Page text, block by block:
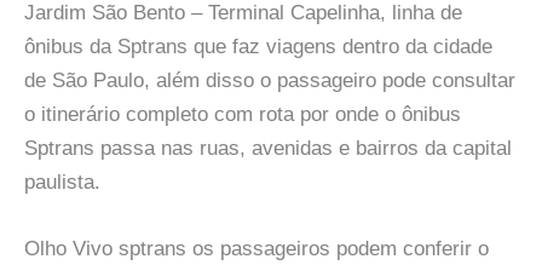
Jardim São Bento – Terminal Capelinha, linha de
ônibus da Sptrans que faz viagens dentro da cidade
de São Paulo, além disso o passageiro pode consultar
o itinerário completo com rota por onde o ônibus
Sptrans passa nas ruas, avenidas e bairros da capital
paulista.
Olho Vivo sptrans os passageiros podem conferir o